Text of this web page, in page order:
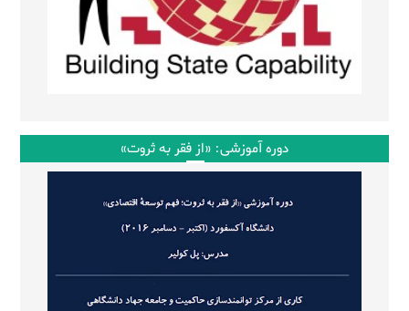
دوره آموزشی: «از فقر به ثروت»